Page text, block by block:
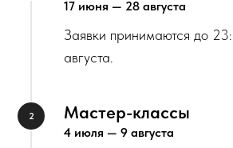
17 июня — 28 августа
Заявки принимаются до
августа.
Мастер-классы
4 июля — 9 августа